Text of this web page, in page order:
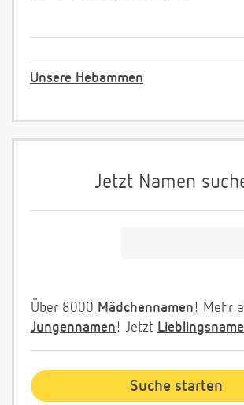
Unsere Hebammen
Jetzt Namen
Über 8000 Mädchennamen! Mehr
Jungennamen! Jetzt